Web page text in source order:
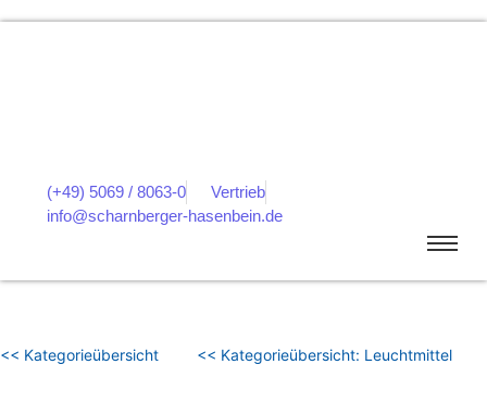
(+49) 5069 / 8063-0
Vertrieb
info@scharnberger-hasenbein.de
<< Kategorieübersicht << Kategorieübersicht: Leuchtmittel